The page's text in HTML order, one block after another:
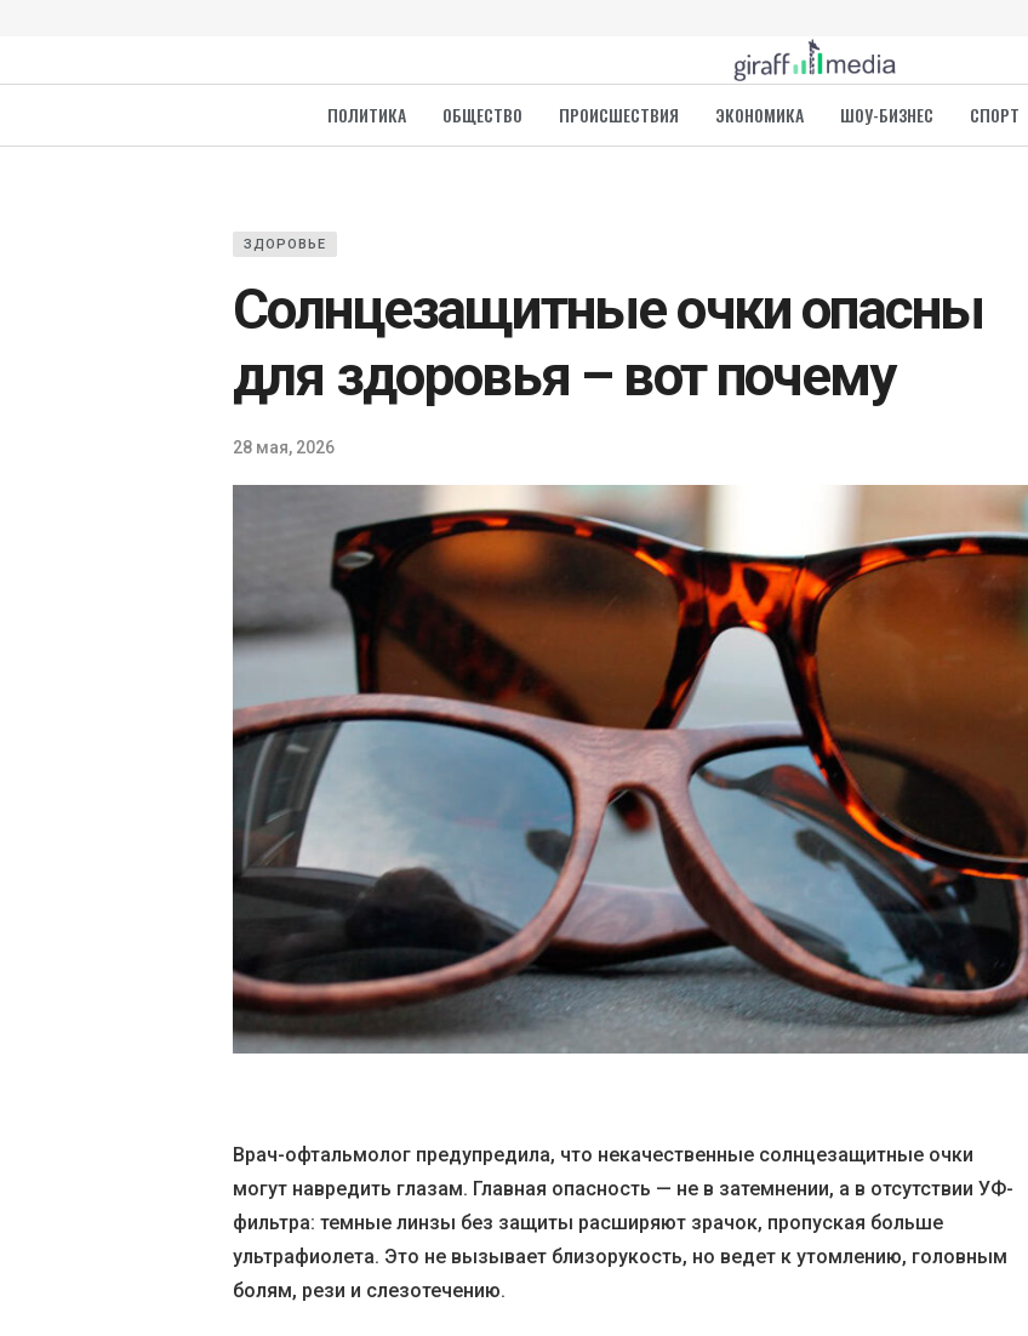
ПОЛИТИКА ОБЩЕСТВО ПРОИСШЕСТВИЯ ЭКОНОМИКА ШОУ-БИЗНЕС СПОРТ
ЗДОРОВЬЕ
Солнцезащитные очки опасны
для здоровья – вот почему
28 мая, 2026
Врач-офтальмолог предупредила, что некачественные солнцезащитные очки
могут навредить глазам. Главная опасность — не в затемнении, а в отсутствии УФ-
фильтра: темные линзы без защиты расширяют зрачок, пропуская больше
ультрафиолета. Это не вызывает близорукость, но ведет к утомлению, головным
болям, рези и слезотечению.